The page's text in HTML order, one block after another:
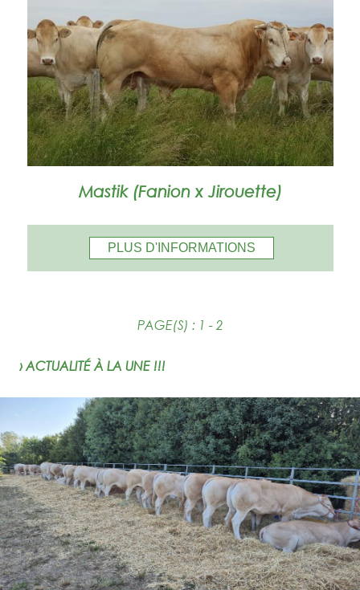
Mastik (Fanion x Jirouette)
PLUS D'INFORMATIONS
PAGE(S) : 1 - 2
› ACTUALITÉ À LA UNE !!!